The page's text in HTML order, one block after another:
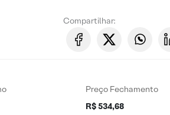
Compartilhar:
Preço Fechamento
R$ 534,68